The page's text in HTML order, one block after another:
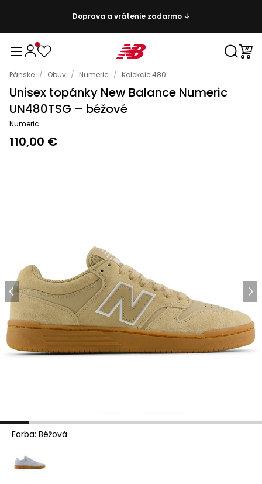
Doprava a vrátenie zadarmo ↓
Pánske / Obuv / Numeric / Kolekcie 480
Unisex topánky New Balance Numeric
UN480TSG – béžové
Numeric
110,00 €
Farba: Béžová